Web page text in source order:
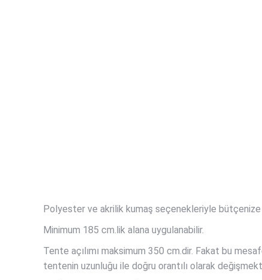
Polyester ve akrilik kumaş seçenekleriyle bütçenize
Minimum 185 cm.lik alana uygulanabilir.
Tente açılımı maksimum 350 cm.dir. Fakat bu
tentenin uzunluğu ile doğru orantılı olarak